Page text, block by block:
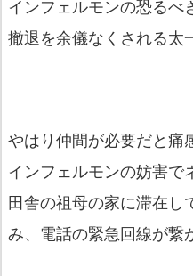
インフェルモンの恐るべ
撤退を余儀なくされる太
やはり仲間が必要だと痛
インフェルモンの妨害で
田舎の祖母の家に滞在し
み、電話の緊急回線が繋